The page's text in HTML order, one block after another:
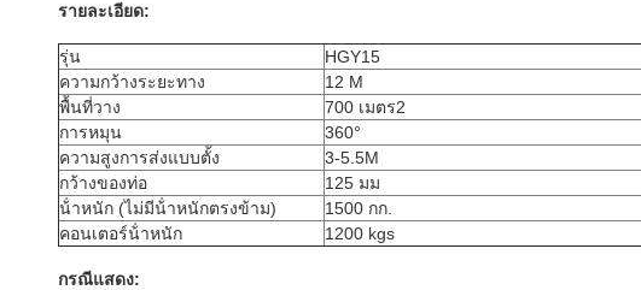
รายละเอียด:
รุ่น
HGY15
ความกว้างระยะทาง
12 M
พื้นที่วาง
700 เมตร2
การหมุน
360°
ความสูงการส่งแบบตั้ง
3-5.5M
กว้างของท่อ
125 มม
น้ําหนัก (ไม่มีน้ําหนักตรงข้าม)
1500 กก.
คอนเตอร์น้ําหนัก
1200 kgs
กรณีแสดง: